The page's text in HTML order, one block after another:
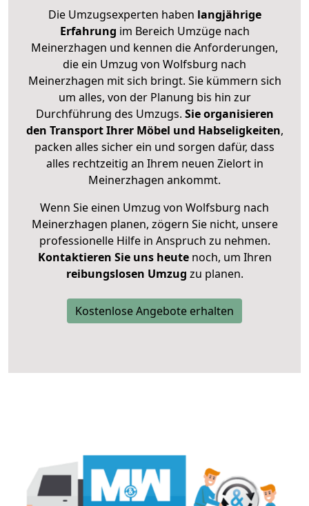
Die Umzugsexperten haben langjährige
Erfahrung im Bereich Umzüge nach
Meinerzhagen und kennen die Anforderungen,
die ein Umzug von Wolfsburg nach
Meinerzhagen mit sich bringt. Sie kümmern sich
um alles, von der Planung bis hin zur
Durchführung des Umzugs. Sie organisieren
den Transport Ihrer Möbel und Habseligkeiten,
packen alles sicher ein und sorgen dafür, dass
alles rechtzeitig an Ihrem neuen Zielort in
Meinerzhagen ankommt.
Wenn Sie einen Umzug von Wolfsburg nach
Meinerzhagen planen, zögern Sie nicht, unsere
professionelle Hilfe in Anspruch zu nehmen.
Kontaktieren Sie uns heutenoch, um Ihren
reibungslosen Umzug zu planen.
Kostenlose Angebote erhalten